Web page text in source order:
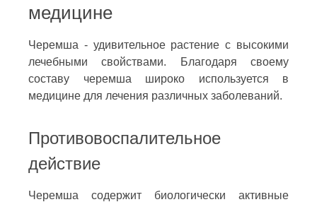
медицине
Черемша - удивительное растение с высокими
лечебными свойствами. Благодаря своему
составу черемша широко используется в
медицине для лечения различных заболеваний.
Противовоспалительное
действие
Черемша содержит биологически активные